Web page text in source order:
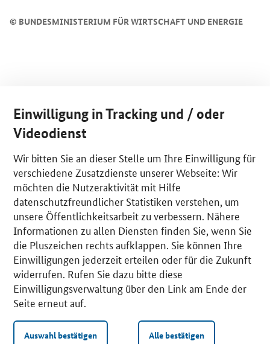
© BUNDESMINISTERIUM FÜR WIRTSCHAFT UND ENERGIE
Einwilligung in Tracking und / oder
Videodienst
Wir bitten Sie an dieser Stelle um Ihre Einwilligung für
verschiedene Zusatzdienste unserer Webseite: Wir
möchten die Nutzeraktivität mit Hilfe
datenschutzfreundlicher Statistiken verstehen, um
unsere Öffentlichkeitsarbeit zu verbessern. Nähere
Informationen zu allen Diensten finden Sie, wenn Sie
die Pluszeichen rechts aufklappen. Sie können Ihre
Einwilligungen jederzeit erteilen oder für die Zukunft
widerrufen. Rufen Sie dazu bitte diese
Einwilligungsverwaltung über den Link am Ende der
Seite erneut auf.
Auswahl bestätigen Alle bestätigen